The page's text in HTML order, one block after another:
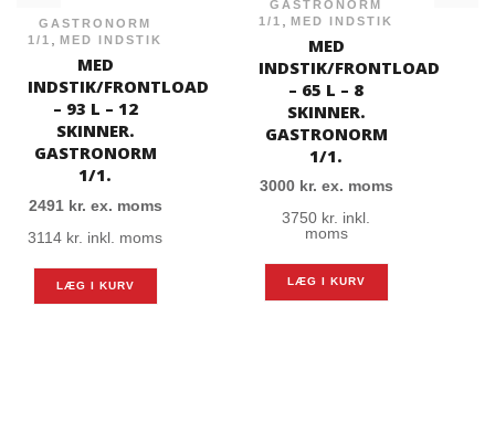
GASTRONORM
1/1 ,MED INDSTIK
MED
INDSTIK/FRONTLOAD
– 93 L – 12
SKINNER.
GASTRONORM
1/1.
2491 kr. ex. moms
3114 kr. inkl. moms
LÆG I KURV
GASTRONORM
1/1
,MED INDSTIK
MED
INDSTIK/FRONTLOAD
– 65 L – 8
SKINNER.
GASTRONORM
1/1.
3000 kr. ex. moms
3750 kr. inkl.
moms
LÆG I KURV